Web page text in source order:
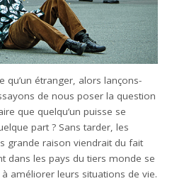
qu’un étranger, alors lançons-
de nous poser la question
que quelqu’un puisse se
part ? Sans tarder, les
grande raison viendrait du fait
dans les pays du tiers monde se
améliorer leurs situations de vie.